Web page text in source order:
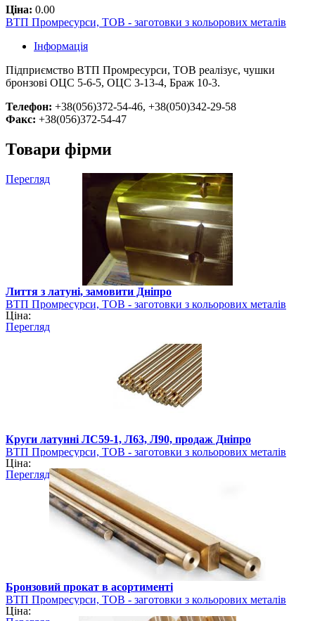
Ціна: 0.00
ВТП Промресурси, ТОВ - заготовки з кольорових металів
Інформація
Підприємство ВТП Промресурси, ТОВ реалізує, чушки
бронзові ОЦС 5-6-5, ОЦС 3-13-4, Браж 10-3.
Телефон: +38(056)372-54-46, +38(050)342-29-58
Факс: +38(056)372-54-47
Товари фірми
Перегляд
Лиття з латуні, замовити Дніпро
ВТП Промресурси, ТОВ - заготовки з кольорових металів
Ціна:
Перегляд
Круги латунні ЛС59-1, Л63, Л90, продаж Дніпро
ВТП Промресурси, ТОВ - заготовки з кольорових металів
Ціна:
Перегляд
Бронзовий прокат в асортименті
ВТП Промресурси, ТОВ - заготовки з кольорових металів
Ціна: